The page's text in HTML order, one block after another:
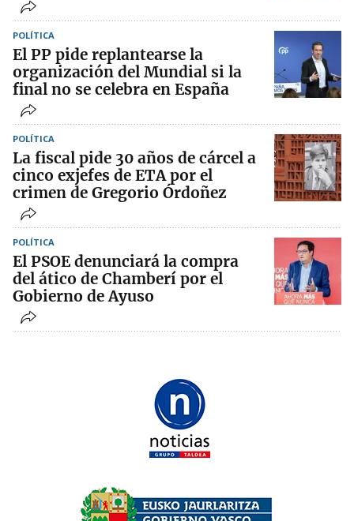
POLÍTICA
El PP pide replantearse la
organización del Mundial si la
final no se celebra en España
POLÍTICA
La fiscal pide 30 años de cárcel a
cinco exjefes de ETA por el
crimen de Gregorio Órdoñez
POLÍTICA
El PSOE denunciará la compra
del ático de Chamberí por el
Gobierno de Ayuso